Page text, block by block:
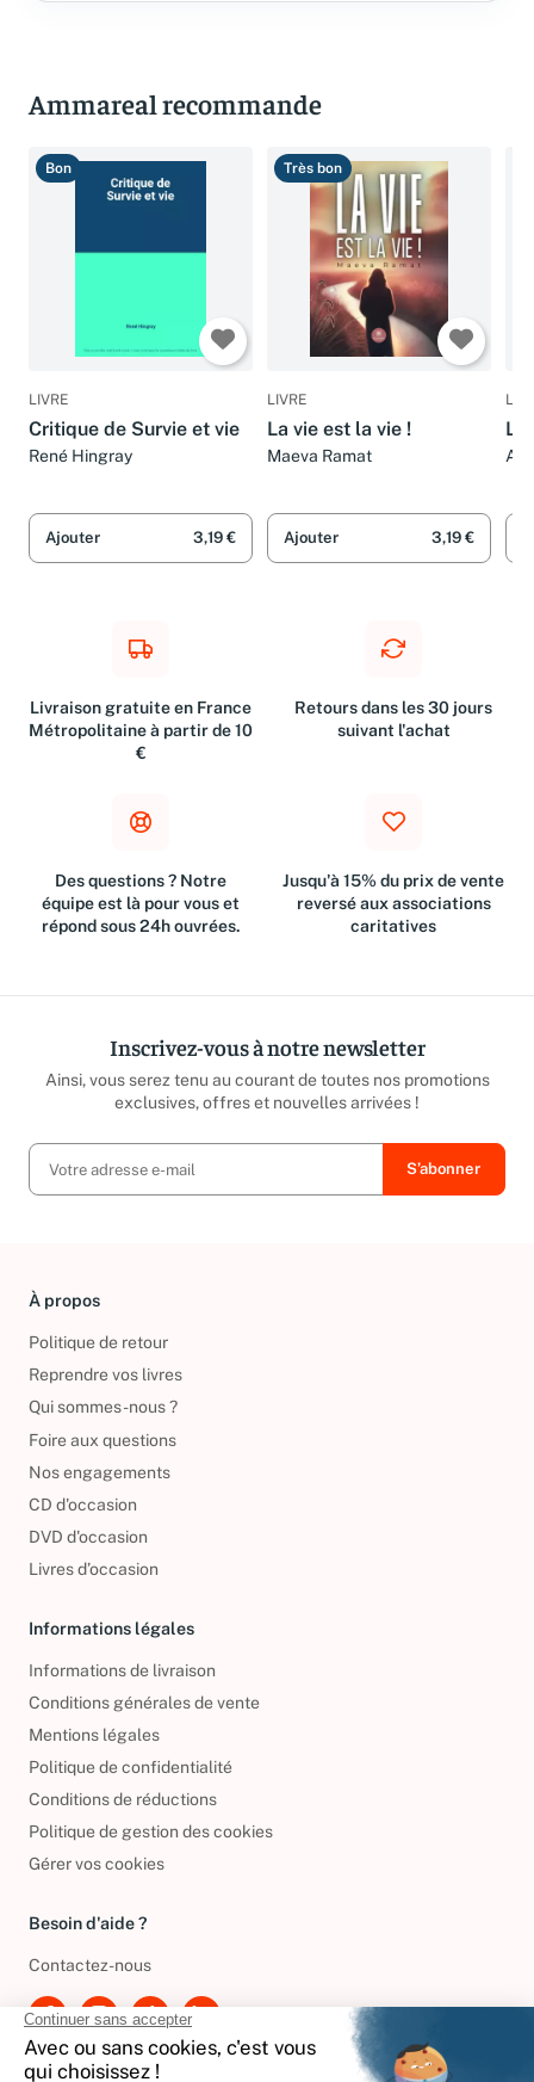
Ammareal recommande
Bon
LIVRE
Critique de Survie et vie
René Hingray
Ajouter 3,19 €
Très bon
LIVRE
La vie est la vie !
Maeva Ramat
Ajouter 3,19 €
LA
Livraison gratuite en France
Métropolitaine à partir de 10
€
Retours dans les 30 jours
suivant l'achat
Des questions ? Notre
équipe est là pour vous et
répond sous 24h ouvrées.
Jusqu'à 15% du prix de vente
reversé aux associations
caritatives
Inscrivez-vous à notre newsletter
Ainsi, vous serez tenu au courant de toutes nos promotions
exclusives, offres et nouvelles arrivées !
À propos
Politique de retour
Reprendre vos livres
Qui sommes-nous ?
Foire aux questions
Nos engagements
CD d'occasion
DVD d'occasion
Livres d’occasion
Informations légales
Informations de livraison
Conditions générales de vente
Mentions légales
Politique de confidentialité
Conditions de réductions
Politique de gestion des cookies
Gérer vos cookies
Besoin d'aide ?
Contactez-nous
International